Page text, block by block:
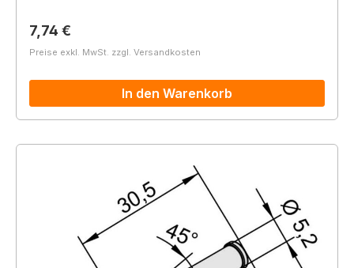
Regulärer Preis:
7,74 €
Preise exkl. MwSt. zzgl. Versandkosten
In den Warenkorb